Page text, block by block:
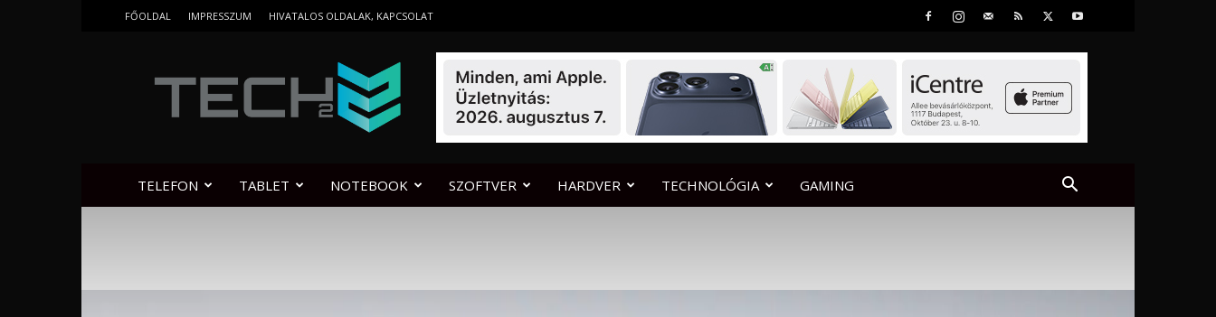
FŐOLDAL IMPRESSZUM HIVATALOS OLDALAK, KAPCSOLAT
TELEFON TABLET NOTEBOOK SZOFTVER HARDVER TECHNOLÓGIA GAMING